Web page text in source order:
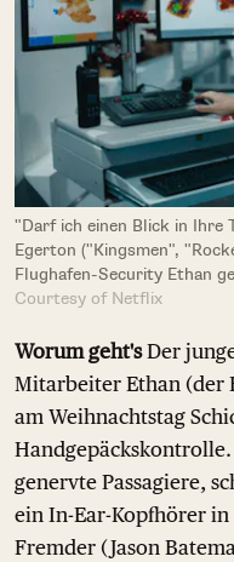
"Darf ich einen Blick in Ihre
Egerton ("Kingsmen",
Flughafen-Security Ethan
Courtesy of Netflix
Worum geht'sDer
Mitarbeiter Ethan (der
am Weihnachtstag
genervte Passagiere,
ein In-Ear-Kopfhörer
Fremder (Jason